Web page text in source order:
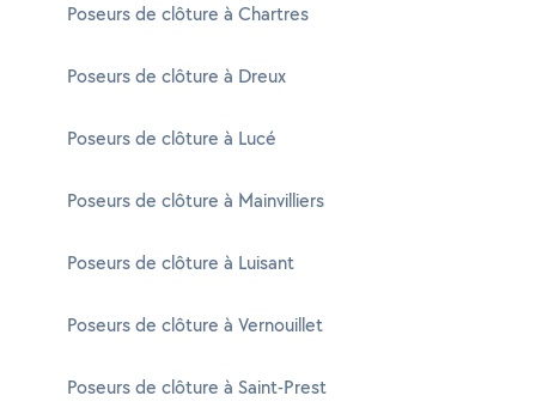
Poseurs de clôture à Chartres
Poseurs de clôture à Dreux
Poseurs de clôture à Lucé
Poseurs de clôture à Mainvilliers
Poseurs de clôture à Luisant
Poseurs de clôture à Vernouillet
Poseurs de clôture à Saint-Prest